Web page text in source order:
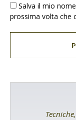
Salva il mio
prossima volta che